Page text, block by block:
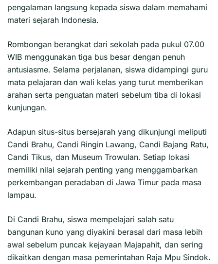
pengalaman langsung kepada siswa dalam memahami
materi sejarah Indonesia.
Rombongan berangkat dari sekolah pada pukul 07.00
WIB menggunakan tiga bus besar dengan penuh
antusiasme. Selama perjalanan, siswa didampingi guru
mata pelajaran dan wali kelas yang turut memberikan
arahan serta penguatan materi sebelum tiba di lokasi
kunjungan.
Adapun situs-situs bersejarah yang dikunjungi meliputi
Candi Brahu, Candi Ringin Lawang, Candi Bajang Ratu,
Candi Tikus, dan Museum Trowulan. Setiap lokasi
memiliki nilai sejarah penting yang menggambarkan
perkembangan peradaban di Jawa Timur pada masa
lampau.
Di Candi Brahu, siswa mempelajari salah satu
bangunan kuno yang diyakini berasal dari masa lebih
awal sebelum puncak kejayaan Majapahit, dan sering
dikaitkan dengan masa pemerintahan Raja Mpu Sindok.